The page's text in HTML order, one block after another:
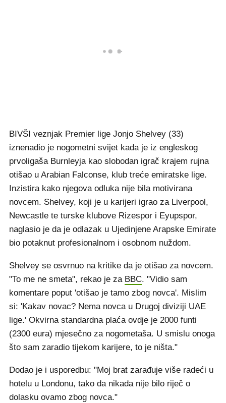
BIVŠI veznjak Premier lige Jonjo Shelvey (33)
iznenadio je nogometni svijet kada je iz engleskog
prvoligaša Burnleyja kao slobodan igrač krajem rujna
otišao u Arabian Falconse, klub treće emiratske lige.
Inzistira kako njegova odluka nije bila motivirana
novcem. Shelvey, koji je u karijeri igrao za Liverpool,
Newcastle te turske klubove Rizespor i Eyupspor,
naglasio je da je odlazak u Ujedinjene Arapske Emirate
bio potaknut profesionalnom i osobnom nuždom.
Shelvey se osvrnuo na kritike da je otišao za novcem.
"To me ne smeta", rekao je za BBC. "Vidio sam
komentare poput 'otišao je tamo zbog novca'. Mislim
si: 'Kakav novac? Nema novca u Drugoj diviziji UAE
lige.' Okvirna standardna plaća ovdje je 2000 funti
(2300 eura) mjesečno za nogometaša. U smislu onoga
što sam zaradio tijekom karijere, to je ništa."
Dodao je i usporedbu: "Moj brat zarađuje više radeći u
hotelu u Londonu, tako da nikada nije bilo riječ o
dolasku ovamo zbog novca."